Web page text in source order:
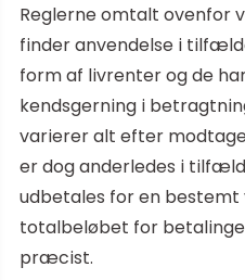
Reglerne omtalt ovenfor
finder anvendelse i
form af livrenter og de
kendsgerning i
varierer alt efter
er dog anderledes i
udbetales for en
totalbeløbet for
præcist.